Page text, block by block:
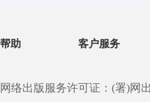
帮助 客户服务
网络出版服务许可证：(署)网